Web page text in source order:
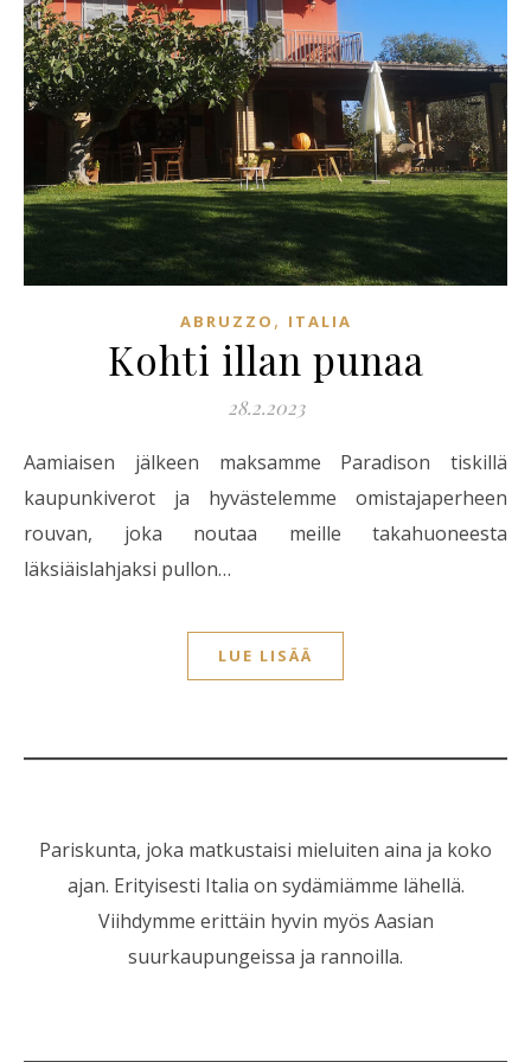
ABRUZZO , ITALIA
Kohti illan punaa
28.2.2023
Aamiaisen jälkeen maksamme Paradison tiskillä
kaupunkiverot ja hyvästelemme omistajaperheen
rouvan, joka noutaa meille takahuoneesta
läksiäislahjaksi pullon…
LUE LISÄÄ
Pariskunta, joka matkustaisi mieluiten aina ja koko
ajan. Erityisesti Italia on sydämiämme lähellä.
Viihdymme erittäin hyvin myös Aasian
suurkaupungeissa ja rannoilla.